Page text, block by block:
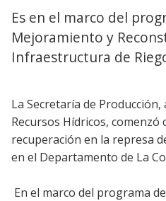
Es en el marco del
Mejoramiento y
Infraestructura de
La Secretaría de
Recursos Hídricos, comenzó
recuperación en la represa
en el Departamento de La
En el marco del programa